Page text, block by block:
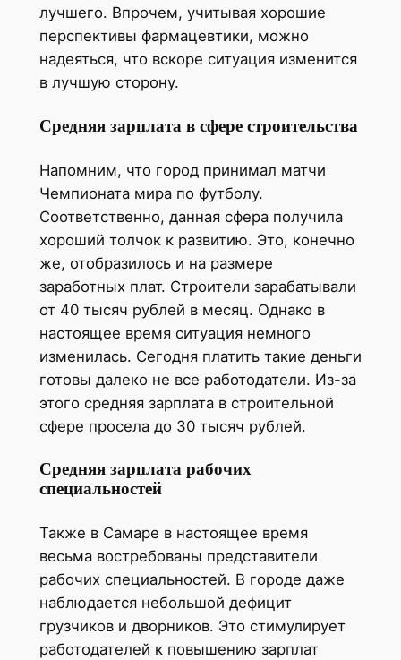
лучшего. Впрочем, учитывая хорошие
перспективы фармацевтики, можно
надеяться, что вскоре ситуация изменится
в лучшую сторону.
Средняя зарплата в сфере строительства
Напомним, что город принимал матчи
Чемпионата мира по футболу.
Соответственно, данная сфера получила
хороший толчок к развитию. Это, конечно
же, отобразилось и на размере
заработных плат. Строители зарабатывали
от 40 тысяч рублей в месяц. Однако в
настоящее время ситуация немного
изменилась. Сегодня платить такие деньги
готовы далеко не все работодатели. Из-за
этого средняя зарплата в строительной
сфере просела до 30 тысяч рублей.
Средняя зарплата рабочих
специальностей
Также в Самаре в настоящее время
весьма востребованы представители
рабочих специальностей. В городе даже
наблюдается небольшой дефицит
грузчиков и дворников. Это стимулирует
работодателей к повышению зарплат